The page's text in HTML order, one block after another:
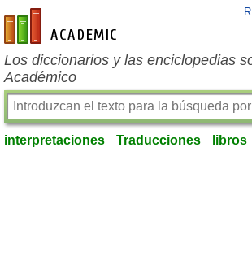
es-academic.com
Los diccionarios y las enciclopedias
Académico
interpretaciones Traducciones libros